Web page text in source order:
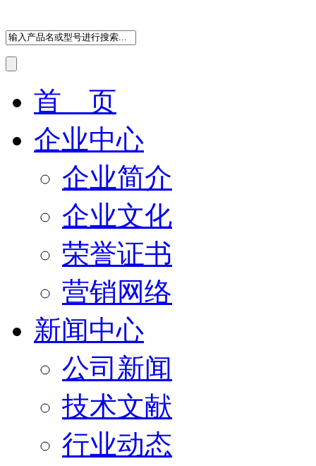
首 页
企业中心
企业简介
企业文化
荣誉证书
营销网络
新闻中心
公司新闻
技术文献
行业动态